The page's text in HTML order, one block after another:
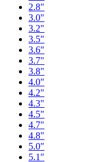
2.8"
3.0"
3.2"
3.5"
3.6"
3.7"
3.8"
4.0"
4.2"
4.3"
4.5"
4.7"
4.8"
5.0"
5.1"